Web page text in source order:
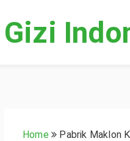
Gizi
Home Pabrik Maklon